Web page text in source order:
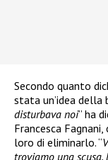
Secondo quanto
stata un’idea della
disturbava noi” ha
Francesca
loro di eliminarlo. “
troviamo una